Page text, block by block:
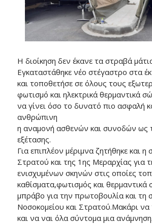
Η διοίκηση δεν έκανε τα στραβά
Εγκαταστάθηκε νέο στέγαστρο στα
και τοποθετήσε σε όλους τους
φωτισμό και ηλεκτρικά θερμαντικά
να γίνει όσο το δυνατό πιο ασφαλή
ανθρώπινη
η αναμονή ασθενών και συνοδών ως
εξέτασης.
Για επιπλέον μέριμνα ζητήθηκε και
Στρατού και της 1ης Μεραρχίας για
ενισχυμένων σκηνών στις οποίες
καθίσματα,φωτισμός και
μπράβο για την πρωτοβουλία και τη
Νοσοκομείου και Στρατού.Μακάρι
και να ναι όλα σύντομα μια ανάμνηση.